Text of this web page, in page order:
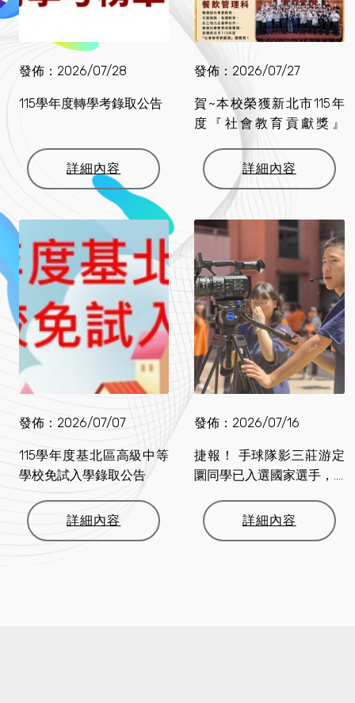
發佈：2026/07/28
115學年度轉學考錄取公告
詳細內容
發佈：2026/07/27
賀~本校榮獲新北市115年
度『社會教育貢獻獎』
詳細內容
發佈：2026/07/07
115學年度基北區高級中等
學校免試入學錄取公告
詳細內容
發佈：2026/07/16
捷報！ 手球隊影三莊游定
圜同學已入選國家選手，....
詳細內容